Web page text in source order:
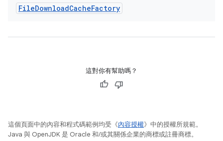
FileDownloadCacheFactory
這對你有幫助嗎？
這個頁面中的內容和程式碼範例均受《內容授權》中的授權所規範。
Java 與 OpenJDK 是 Oracle 和/或其關係企業的商標或註冊商標。